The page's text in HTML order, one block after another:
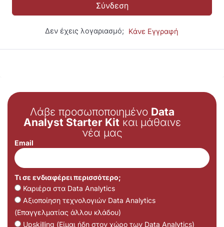
Σύνδεση
Δεν έχεις λογαριασμό; Κάνε Εγγραφή
Λάβε προσωποποιημένο Data
Analyst Starter Kit και μάθαινε
νέα μας
Email
Τι σε ενδιαφέρει περισσότερο;
Καριέρα στα Data Analytics
Αξιοποίηση τεχνολογιών Data Analytics
(Επαγγελματίας άλλου κλάδου)
Upskilling (Είμαι ήδη στον χώρο των Data Analytics)